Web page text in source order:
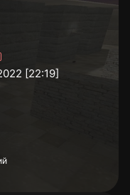
[22:19]